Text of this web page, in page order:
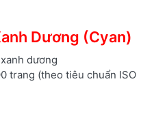
Dương (Cyan)
dương
trang (theo tiêu chuẩn ISO